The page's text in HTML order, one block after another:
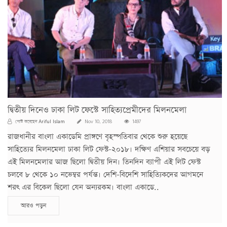
দ্বিতীয় দিনেও ঢাকা লিট ফেস্টে সাহিত্যপ্রেমীদের মিলনমেলা
পোস্ট করেছেনAriful Islam Nov 10, 2018 1497
রাজধানীর বাংলা একাডেমি প্রাঙ্গণে বৃহস্পতিবার থেকে শুরু হয়েছে
সাহিত্যের মিলনমেলা ঢাকা লিট ফেস্ট-২০১৮। দক্ষিণ এশিয়ার সবচেয়ে বড়
এই মিলনমেলার আজ ছিলো দ্বিতীয় দিন। তিনদিন ব্যাপী এই লিট ফেস্ট
চলবে ৮ থেকে ১০ নভেম্বর পর্যন্ত। দেশি-বিদেশি সাহিত্যিকদের আগমনে
শরৎ এর বিকেল ছিলো যেন অন্যরকম। বাংলা একাডে..
আরও পড়ুন